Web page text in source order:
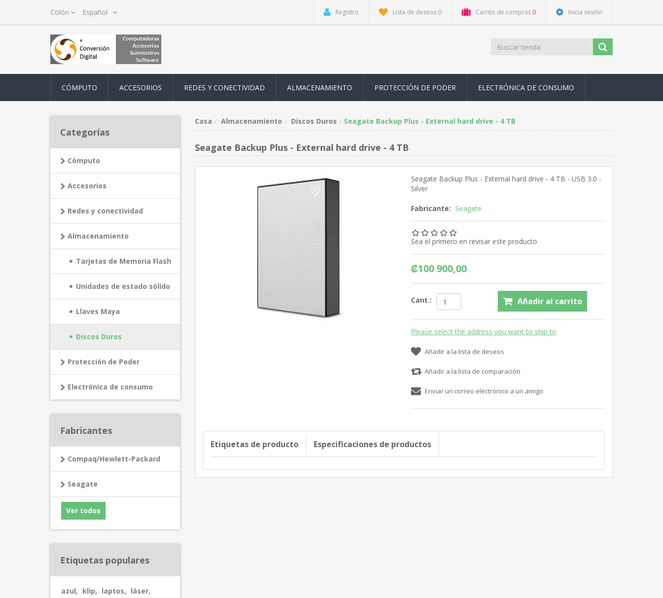
Registro Lista de deseos 0 Carrito de compras 0 Inicia sesión
CÓMPUTO ACCESORIOS REDES Y CONECTIVIDAD ALMACENAMIENTO PROTECCIÓN DE PODER ELECTRÓNICA DE CONSUMO
Categorías
Cómputo
Accesorios
Redes y conectividad
Almacenamiento
Tarjetas de Memoria Flash
Unidades de estado sólido
Llaves Maya
Discos Duros
Protección de Poder
Electrónica de consumo
Fabricantes
Compaq/Hewlett-Packard
Seagate
Ver todos
Etiquetas populares
azul, klip, laptos, láser,
Casa Almacenamiento Discos Duros Seagate Backup Plus - External hard drive - 4 TB
Seagate Backup Plus - External hard drive - 4 TB
Seagate Backup Plus - External hard drive - 4 TB - USB 3.0 -
Silver
Fabricante: Seagate
Sea el primero en revisar este producto
₡100 900,00
Cant.: Añadir al carrito
Please select the address you want to ship to
Añadir a la lista de deseos
Añadir a la lista de comparación
Enviar un correo electrónico a un amigo
Etiquetas de producto Especificaciones de productos